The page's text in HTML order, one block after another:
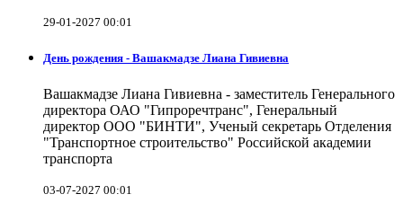
29-01-2027 00:01
День рождения - Вашакмадзе Лиана Гивиевна
Вашакмадзе Лиана Гивиевна - заместитель Генерального
директора ОАО "Гипроречтранс", Генеральный
директор ООО "БИНТИ", Ученый секретарь Отделения
"Транспортное строительство" Российской академии
транспорта
03-07-2027 00:01